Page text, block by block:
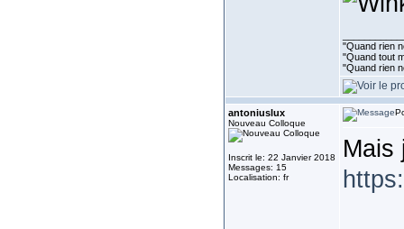
"Quand rien
"Quand tout
"Quand rien
antoniuslux
Nouveau Colloque
Inscrit le: 22 Janvier 2018
Messages: 15
Localisation: fr
Mais